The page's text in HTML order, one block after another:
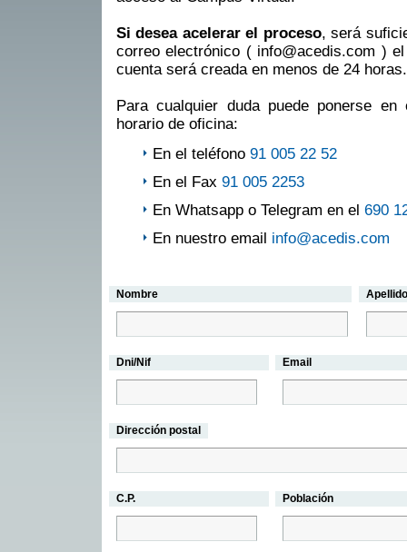
Si desea acelerar el proceso, será
correo electrónico ( info@acedis.com )
cuenta será creada en menos de 24 horas.
Para cualquier duda puede ponerse
horario de oficina:
En el teléfono 91 005 22 52
En el Fax 91 005 2253
En Whatsapp o Telegram en el 690
En nuestro email info@acedis.com
Nombre
Dni/Nif Email
Dirección postal
C.P. Población